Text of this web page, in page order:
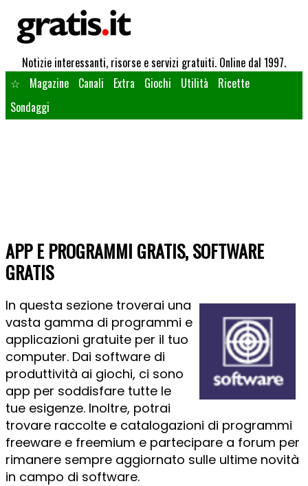
Notizie interessanti, risorse e servizi gratuiti. Online dal 1997.
☆
Magazine Canali Extra Giochi Utilità
Ricette
Sondaggi
APP E PROGRAMMI GRATIS, SOFTWARE
GRATIS
In questa sezione troverai una
vasta gamma di programmi e
applicazioni gratuite per il tuo
computer. Dai software di
produttività ai giochi, ci sono
app per soddisfare tutte le
tue esigenze. Inoltre, potrai
trovare raccolte e catalogazioni di programmi
freeware e freemium e partecipare a forum per
rimanere sempre aggiornato sulle ultime novità
in campo di software.